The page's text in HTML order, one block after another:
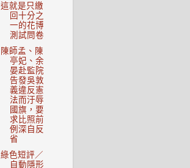
這就是只繳
回十分之
一的花博
測試問卷
陳師孟、陳
亭妃、余
晏赴監院
告發吳敦
義違反憲
法而汙辱
國旗，要
求比照前
例深自反
省
綠色短評／
自動隱形